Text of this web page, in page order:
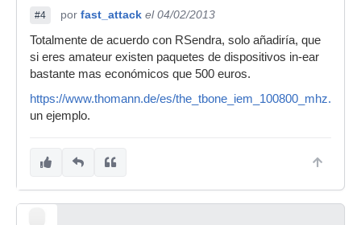
#4 por fast_attack el 04/02/2013
Totalmente de acuerdo con RSendra, solo añadiría, que
si eres amateur existen paquetes de dispositivos in-ear
bastante mas económicos que 500 euros.
https://www.thomann.de/es/the_tbone_iem_100800_mhz.htm
un ejemplo.